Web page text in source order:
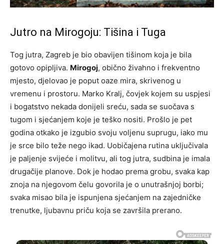
Jutro na Mirogoju: Tišina i Tuga
Tog jutra, Zagreb je bio obavijen tišinom koja je bila
gotovo opipljiva. Mirogoj, obično živahno i frekventno
mjesto, djelovao je poput oaze mira, skrivenog u
vremenu i prostoru. Marko Kralj, čovjek kojem su uspjesi
i bogatstvo nekada donijeli sreću, sada se suočava s
tugom i sjećanjem koje je teško nositi. Prošlo je pet
godina otkako je izgubio svoju voljenu suprugu, iako mu
je srce bilo teže nego ikad. Uobičajena rutina uključivala
je paljenje svijeće i molitvu, ali tog jutra, sudbina je imala
drugačije planove. Dok je hodao prema grobu, svaka kap
znoja na njegovom čelu govorila je o unutrašnjoj borbi;
svaka misao bila je ispunjena sjećanjem na zajedničke
trenutke, ljubavnu priču koja se završila prerano.